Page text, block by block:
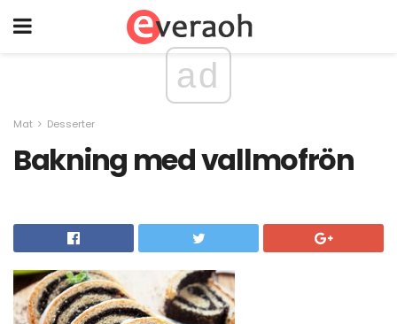
ad
Mat Desserter
Bakning med vallmofrön